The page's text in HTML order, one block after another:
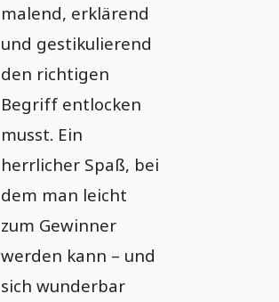
malend, erklärend
und gestikulierend
den richtigen
Begriff entlocken
musst. Ein
herrlicher Spaß, bei
dem man leicht
zum Gewinner
werden kann – und
sich wunderbar